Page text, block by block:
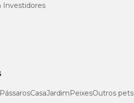
Investidores
PássarosCasaJardimPeixesOutros pets